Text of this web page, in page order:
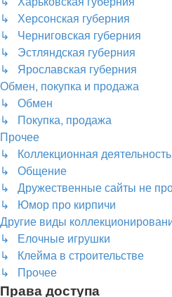
↳ Херсонская губерния
↳ Черниговская губерния
↳ Эстляндская губерния
↳ Ярославская губерния
Обмен, покупка и продажа
↳ Обмен
↳ Покупка, продажа
Прочее
↳ Коллекционная деятельность
↳ Общение
↳ Дружественные сайты не
↳ Юмор про кирпичи
Другие виды
↳ Елочные игрушки
↳ Клейма в строительстве
↳ Прочее
Права доступа